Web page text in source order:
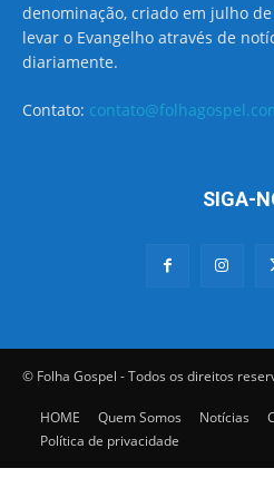
denominação, criado em julho
levar o Evangelho através de
diariamente.
Contato:
SIGA-
© Folha Gospel - Todos os direitos
HOME Quem Somos Notícias
Política de privacidade